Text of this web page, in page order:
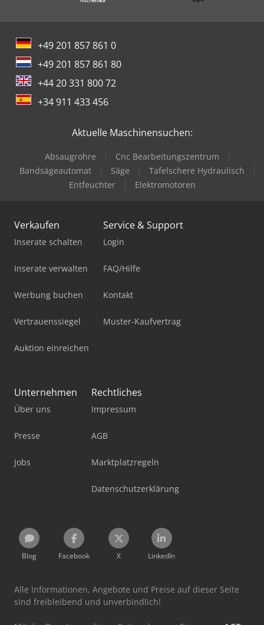
+49 201 857 861 0
+49 201 857 861 80
+44 20 331 800 72
+34 911 433 456
Aktuelle Maschinensuchen:
Absaugrohre
Cnc Bearbeitungszentrum
Bandsägeautomat
Säge
Tafelschere Hydraulisch
Entfeuchter
Elektromotoren
Verkaufen
Inserate schalten
Inserate verwalten
Werbung buchen
Vertrauenssiegel
Auktion einreichen
Service & Support
Login
FAQ/Hilfe
Kontakt
Muster-Kaufvertrag
Unternehmen
Über uns
Presse
Jobs
Rechtliches
Impressum
AGB
Marktplatzregeln
Datenschutzerklärung
Blog Facebook X LinkedIn
Alle Informationen, Angebote und Preise auf dieser Seite
sind freibleibend und unverbindlich!